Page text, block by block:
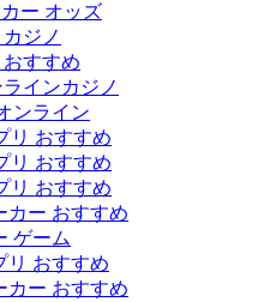
ー オッズ
ジノ
すすめ
インカジノ
ンライン
リ おすすめ
リ おすすめ
リ おすすめ
カー おすすめ
ゲーム
リ おすすめ
カー おすすめ